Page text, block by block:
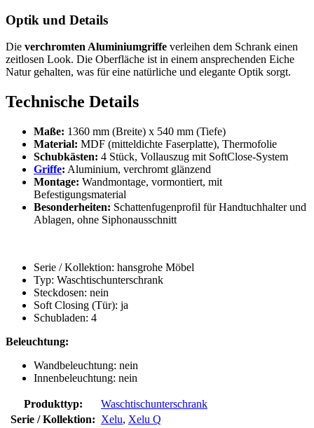
Optik und Details
Die verchromten Aluminiumgriffe verleihen dem Schrank einen
zeitlosen Look. Die Oberfläche ist in einem ansprechenden Eiche
Natur gehalten, was für eine natürliche und elegante Optik sorgt.
Technische Details
Maße: 1360 mm (Breite) x 540 mm (Tiefe)
Material: MDF (mitteldichte Faserplatte), Thermofolie
Schubkästen: 4 Stück, Vollauszug mit SoftClose-System
Griffe: Aluminium, verchromt glänzend
Montage: Wandmontage, vormontiert, mit
Befestigungsmaterial
Besonderheiten: Schattenfugenprofil für Handtuchhalter und
Ablagen, ohne Siphonausschnitt
Serie / Kollektion: hansgrohe Möbel
Typ: Waschtischunterschrank
Steckdosen: nein
Soft Closing (Tür): ja
Schubladen: 4
Beleuchtung:
Wandbeleuchtung: nein
Innenbeleuchtung: nein
Produkttyp:
Waschtischunterschrank
Serie / Kollektion: Xelu, Xelu Q